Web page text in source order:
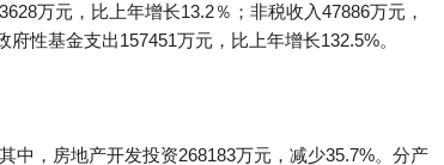
万元，比上年增长13.2％；非税收入47886万元，
性基金支出157451万元，比上年增长132.5%。
中，房地产开发投资268183万元，减少35.7%。分产